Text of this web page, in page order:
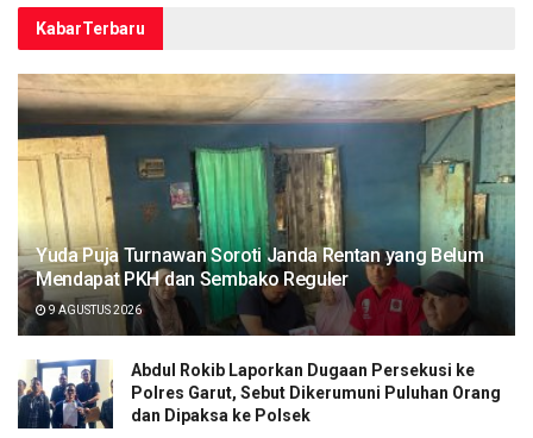
KabarTerbaru
Yuda Puja Turnawan Soroti Janda Rentan yang Belum
Mendapat PKH dan Sembako Reguler
9 AGUSTUS 2026
Abdul Rokib Laporkan Dugaan Persekusi ke
Polres Garut, Sebut Dikerumuni Puluhan Orang
dan Dipaksa ke Polsek